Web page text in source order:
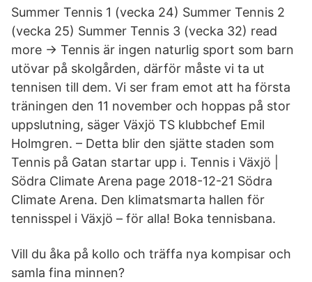
Summer Tennis 1 (vecka 24) Summer Tennis 2
(vecka 25) Summer Tennis 3 (vecka 32) read
more → Tennis är ingen naturlig sport som barn
utövar på skolgården, därför måste vi ta ut
tennisen till dem. Vi ser fram emot att ha första
träningen den 11 november och hoppas på stor
uppslutning, säger Växjö TS klubbchef Emil
Holmgren. – Detta blir den sjätte staden som
Tennis på Gatan startar upp i. Tennis i Växjö |
Södra Climate Arena page 2018-12-21 Södra
Climate Arena. Den klimatsmarta hallen för
tennisspel i Växjö – för alla! Boka tennisbana.
Vill du åka på kollo och träffa nya kompisar och
samla fina minnen?